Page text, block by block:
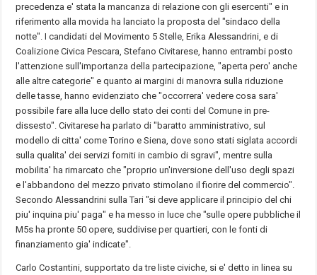
precedenza e' stata la mancanza di relazione con gli esercenti" e in
riferimento alla movida ha lanciato la proposta del "sindaco della
notte". I candidati del Movimento 5 Stelle, Erika Alessandrini, e di
Coalizione Civica Pescara, Stefano Civitarese, hanno entrambi posto
l'attenzione sull'importanza della partecipazione, "aperta pero' anche
alle altre categorie" e quanto ai margini di manovra sulla riduzione
delle tasse, hanno evidenziato che "occorrera' vedere cosa sara'
possibile fare alla luce dello stato dei conti del Comune in pre-
dissesto". Civitarese ha parlato di "baratto amministrativo, sul
modello di citta' come Torino e Siena, dove sono stati siglata accordi
sulla qualita' dei servizi forniti in cambio di sgravi", mentre sulla
mobilita' ha rimarcato che "proprio un'inversione dell'uso degli spazi
e l'abbandono del mezzo privato stimolano il fiorire del commercio".
Secondo Alessandrini sulla Tari "si deve applicare il principio del chi
piu' inquina piu' paga" e ha messo in luce che "sulle opere pubbliche il
M5s ha pronte 50 opere, suddivise per quartieri, con le fonti di
finanziamento gia' indicate".
Carlo Costantini, supportato da tre liste civiche, si e' detto in linea su